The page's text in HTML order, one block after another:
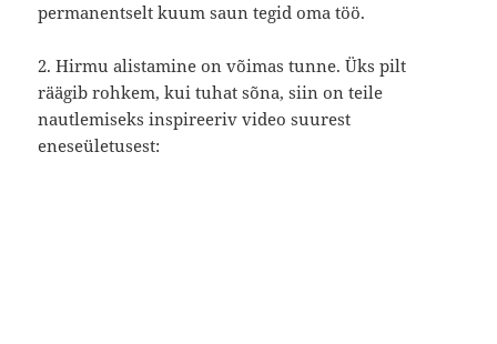
permanentselt kuum saun tegid oma töö.
2. Hirmu alistamine on võimas tunne. Üks pilt
räägib rohkem, kui tuhat sõna, siin on teile
nautlemiseks inspireeriv video suurest
eneseületusest: